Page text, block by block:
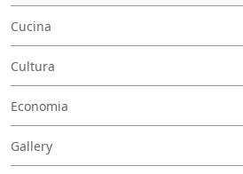
Cucina
Cultura
Economia
Gallery